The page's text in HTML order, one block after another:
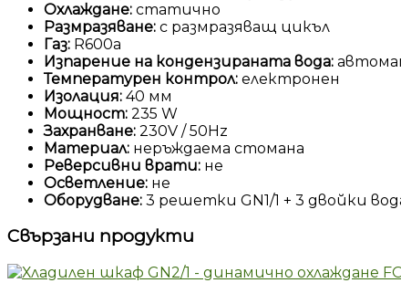
Охлаждане: статично
Размразяване: с размразяващ цикъл
Газ: R600a
Изпарение на кондензираната вода:
Температурен контрол: електронен
Изолация: 40 мм
Мощност: 235 W
Захранване: 230V / 50Hz
Материал: неръждаема стомана
Реверсивни врати: не
Осветление: не
Оборудване: 3 решетки GN1/1 + 3 двойки
Свързани продукти